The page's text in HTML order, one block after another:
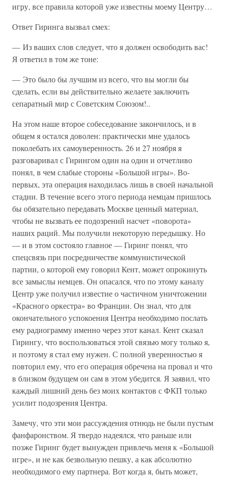
игру, все правила которой уже известны моему Центру…
Ответ Гиринга вызвал смех:
— Из ваших слов следует, что я должен освободить вас!
Я ответил в том же тоне:
— Это было бы лучшим из всего, что вы могли бы
сделать, если вы действительно желаете заключить
сепаратный мир с Советским Союзом!..
На этом наше второе собеседование закончилось, и в
общем я остался доволен: практически мне удалось
поколебать их самоуверенность. 26 и 27 ноября я
разговаривал с Гирингом один на один и отчетливо
понял, в чем слабые стороны «Большой игры». Во-
первых, эта операция находилась лишь в своей начальной
стадии. В течение всего этого периода немцам пришлось
бы обязательно передавать Москве ценный материал,
чтобы не вызвать ее подозрений насчет «поворота»
наших раций. Мы получили некоторую передышку. Но
— и в этом состояло главное — Гиринг понял, что
спецсвязь при посредничестве коммунистической
партии, о которой ему говорил Кент, может опрокинуть
все замыслы немцев. Он опасался, что по этому каналу
Центр уже получил известие о частичном уничтожении
«Красного оркестра» во Франции. Он знал, что для
окончательного успокоения Центра необходимо послать
ему радиограмму именно через этот канал. Кент сказал
Гирингу, что воспользоваться этой связью могу только я,
и поэтому я стал ему нужен. С полной уверенностью я
повторил ему, что его операция обречена на провал и что
в близком будущем он сам в этом убедится. Я заявил, что
каждый лишний день без моих контактов с ФКП только
усилит подозрения Центра.
Замечу, что эти мои рассуждения отнюдь не были пустым
фанфаронством. Я твердо надеялся, что раньше или
позже Гиринг будет вынужден привлечь меня к «Большой
игре», и не как безвольную пешку, а как абсолютно
необходимого ему партнера. Вот когда я, быть может,